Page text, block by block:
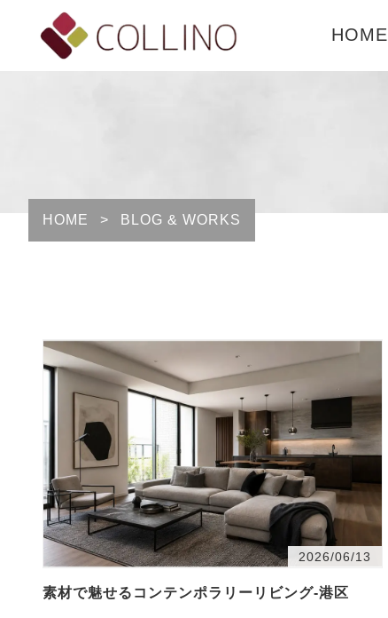
HOME
HOME > BLOG & WORKS
2026/06/13
素材で魅せるコンテンポラリーリビング-港区